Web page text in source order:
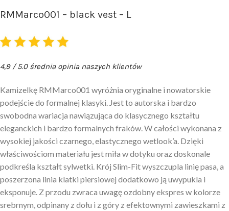
RMMarco001 – black vest – L
4,9 / 5.0 średnia opinia naszych klientów
Kamizelkę RMMarco001 wyróżnia oryginalne i nowatorskie
podejście do formalnej klasyki. Jest to autorska i bardzo
swobodna wariacja nawiązująca do klasycznego kształtu
eleganckich i bardzo formalnych fraków. W całości wykonana z
wysokiej jakości czarnego, elastycznego wetlook’a. Dzięki
właściwościom materiału jest miła w dotyku oraz doskonale
podkreśla kształt sylwetki. Krój Slim-Fit wyszczupla linię pasa, a
poszerzona linia klatki piersiowej dodatkowo ją uwypukla i
eksponuje. Z przodu zwraca uwagę ozdobny ekspres w kolorze
srebrnym, odpinany z dołu i z góry z efektownymi zawieszkami z